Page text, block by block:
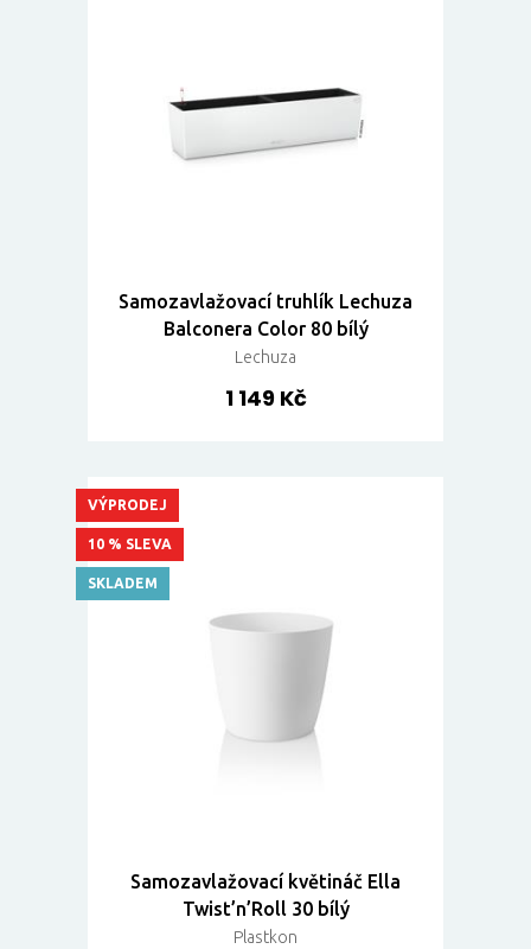
Samozavlažovací truhlík Lechuza
Balconera Color 80 bílý
Lechuza
1 149 Kč
Samozavlažovací květináč Ella
Twist’n’Roll 30 bílý
Plastkon
VÝPRODEJ
10 % SLEVA
SKLADEM